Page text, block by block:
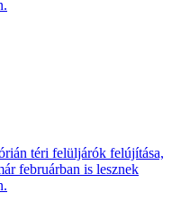
téri felüljárók felújítása,
februárban is lesznek